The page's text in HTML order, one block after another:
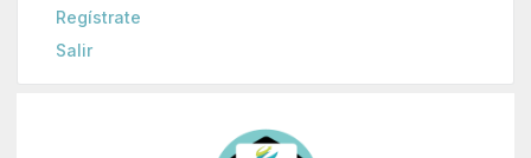
Regístrate
Salir